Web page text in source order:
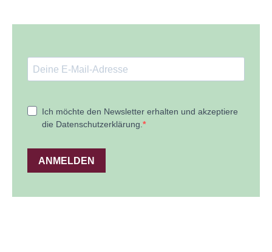
Ich möchte den Newsletter erhalten und akzeptiere
die Datenschutzerklärung.
ANMELDEN